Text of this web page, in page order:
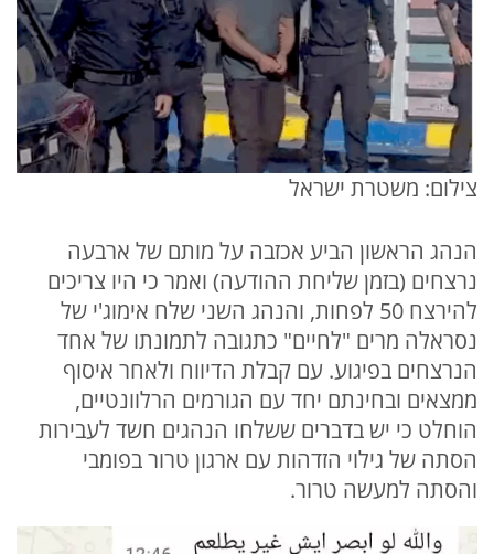
צילום: משטרת ישראל
הנהג הראשון הביע אכזבה על מותם של ארבעה
נרצחים (בזמן שליחת ההודעה) ואמר כי היו צריכים
להירצח 50 לפחות, והנהג השני שלח אימוג'י של
נסראלה מרים "לחיים" כתגובה לתמונתו של אחד
הנרצחים בפיגוע. עם קבלת הדיווח ולאחר איסוף
ממצאים ובחינתם יחד עם הגורמים הרלוונטיים,
הוחלט כי יש בדברים ששלחו הנהגים חשד לעבירות
הסתה של גילוי הזדהות עם ארגון טרור בפומבי
והסתה למעשה טרור.